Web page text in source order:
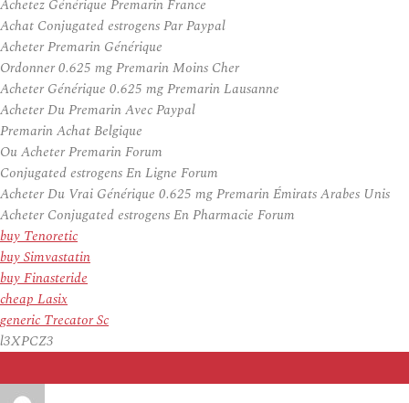
Achetez Générique Premarin France
Achat Conjugated estrogens Par Paypal
Acheter Premarin Générique
Ordonner 0.625 mg Premarin Moins Cher
Acheter Générique 0.625 mg Premarin Lausanne
Acheter Du Premarin Avec Paypal
Premarin Achat Belgique
Ou Acheter Premarin Forum
Conjugated estrogens En Ligne Forum
Acheter Du Vrai Générique 0.625 mg Premarin Émirats Arabes Unis
Acheter Conjugated estrogens En Pharmacie Forum
buy Tenoretic
buy Simvastatin
buy Finasteride
cheap Lasix
generic Trecator Sc
l3XPCZ3